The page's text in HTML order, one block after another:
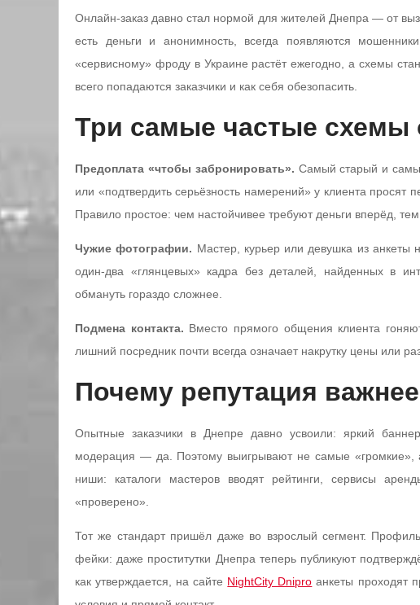
Онлайн-заказ давно стал нормой для жителей Днепра — от
есть деньги и анонимность, всегда появляются
«сервисному» фроду в Украине растёт ежегодно, а схемы
всего попадаются заказчики и как себя обезопасить.
Три самые частые схемы
Предоплата «чтобы забронировать». Самый старый и
или «подтвердить серьёзность намерений» у клиента просят
Правило простое: чем настойчивее требуют деньги вперёд,
Чужие фотографии. Мастер, курьер или девушка из
один-два «глянцевых» кадра без деталей, найденных в
обмануть гораздо сложнее.
Подмена контакта. Вместо прямого общения клиента
лишний посредник почти всегда означает накрутку цены или
Почему репутация
Опытные заказчики в Днепре давно усвоили: яркий
модерация — да. Поэтому выигрывают не самые
ниши: каталоги мастеров вводят рейтинги, сервисы
«проверено».
Тот же стандарт пришёл даже во взрослый сегмент.
фейки: даже проститутки Днепра теперь публикуют
как утверждается, на сайте NightCity Dnipro анкеты проходят